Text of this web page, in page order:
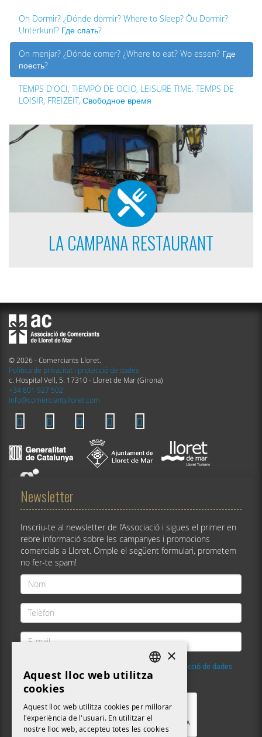
On Dormir? ¿Dónde dormir? Where to Sleep? Òu Dormir?
Unterkunf? Где спать?
On menjar? ¿Dónde comer? ¿Where to eat? Wo essen? Где
поесть?
TEMPS D'OCI, TIEMPO DE OCIO, LEISURE TIME. TEMPS DE
LOISIR, FREIZEIT, Свободное время
LA CAMPANA RESTAURANT
© 2026 - Comerciants Lloret.
Política de privacitat i protecció de dades
c. Hospital Vell, 5. 17310 - Lloret de Mar (Girona)
+34 601 927 502
info@comerciantslloret.com
Newsletter
Inscriu-te al newsletter de l’Associació i sigues el primer en
rebre informació sobre les campanyes i promocions
comercials a Lloret. Omple el següent formulari, prometem
no fer-te spam!
Nom
*
Telèfon
*
E-
Política de privacitat i protecció de dades
Validació DEFAULT LANGUAGE
×
Aquest lloc web utilitza
cookies
Aquest lloc web utilitza cookies per millorar
l'experiència de l'usuari. En utilitzar el
nostre lloc web, accepteu totes les cookies